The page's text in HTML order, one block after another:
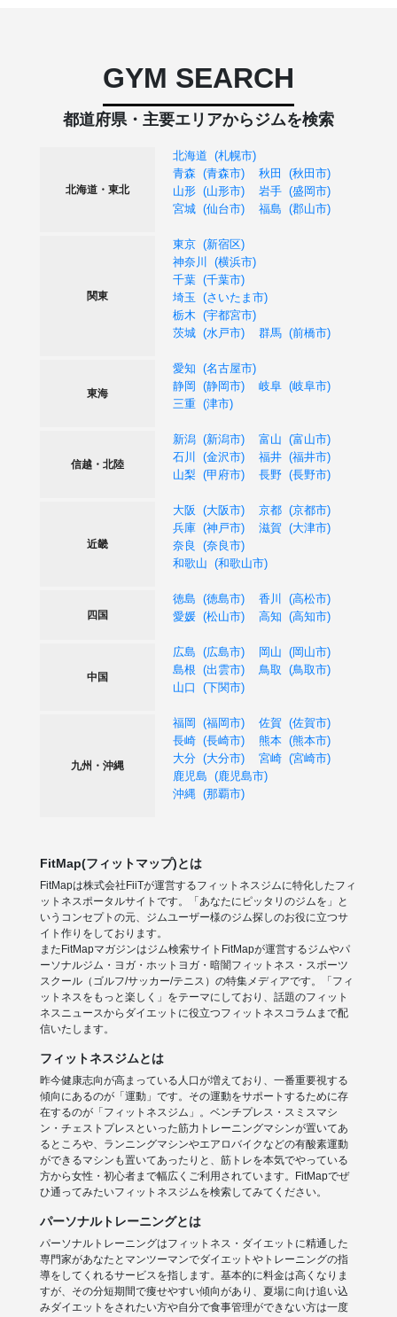
GYM SEARCH
都道府県・主要エリアからジムを検索
北海道・東北
北海道
札幌市
青森
青森市 秋田
秋田市
山形
山形市 岩手
盛岡市
宮城
仙台市 福島 郡山市
関東
東京
新宿区
神奈川
横浜市
千葉
千葉市
埼玉
さいたま市
栃木
宇都宮市
茨城
水戸市 群馬 前橋市
東海
愛知
名古屋市
静岡
静岡市 岐阜
岐阜市
三重
津市
信越・北陸
新潟 新潟市 富山
富山市
石川
金沢市 福井
福井市
山梨
甲府市 長野 長野市
近畿
大阪 大阪市 京都
京都市
兵庫
神戸市 滋賀
大津市
奈良
奈良市
和歌山
和歌山市
四国
徳島 徳島市 香川
高松市
愛媛
松山市 高知 高知市
中国
広島 広島市 岡山
岡山市
島根
出雲市 鳥取
鳥取市
山口
下関市
九州・沖縄
福岡 福岡市 佐賀
佐賀市
長崎
長崎市 熊本
熊本市
大分
大分市 宮崎
宮崎市
鹿児島
鹿児島市
沖縄
那覇市
FitMap(フィットマップ)とは
FitMapは株式会社FiiTが運営するフィットネスジムに特化したフィ
ットネスポータルサイトです。「あなたにピッタリのジムを」と
いうコンセプトの元、ジムユーザー様のジム探しのお役に立つサ
イト作りをしております。
またFitMapマガジンはジム検索サイトFitMapが運営するジムやパ
ーソナルジム・ヨガ・ホットヨガ・暗闇フィットネス・スポーツ
スクール（ゴルフ/サッカー/テニス）の特集メディアです。「フィ
ットネスをもっと楽しく」をテーマにしており、話題のフィット
ネスニュースからダイエットに役立つフィットネスコラムまで配
信いたします。
フィットネスジムとは
昨今健康志向が高まっている人口が増えており、一番重要視する
傾向にあるのが「運動」です。その運動をサポートするために存
在するのが「フィットネスジム」。ベンチプレス・スミスマシ
ン・チェストプレスといった筋力トレーニングマシンが置いてあ
るところや、ランニングマシンやエアロバイクなどの有酸素運動
ができるマシンも置いてあったりと、筋トレを本気でやっている
方から女性・初心者まで幅広くご利用されています。FitMapでぜ
ひ通ってみたいフィットネスジムを検索してみてください。
パーソナルトレーニングとは
パーソナルトレーニングはフィットネス・ダイエットに精通した
専門家があなたとマンツーマンでダイエットやトレーニングの指
導をしてくれるサービスを指します。基本的に料金は高くなりま
すが、その分短期間で痩せやすい傾向があり、夏場に向け追い込
みダイエットをされたい方や自分で食事管理ができない方は一度